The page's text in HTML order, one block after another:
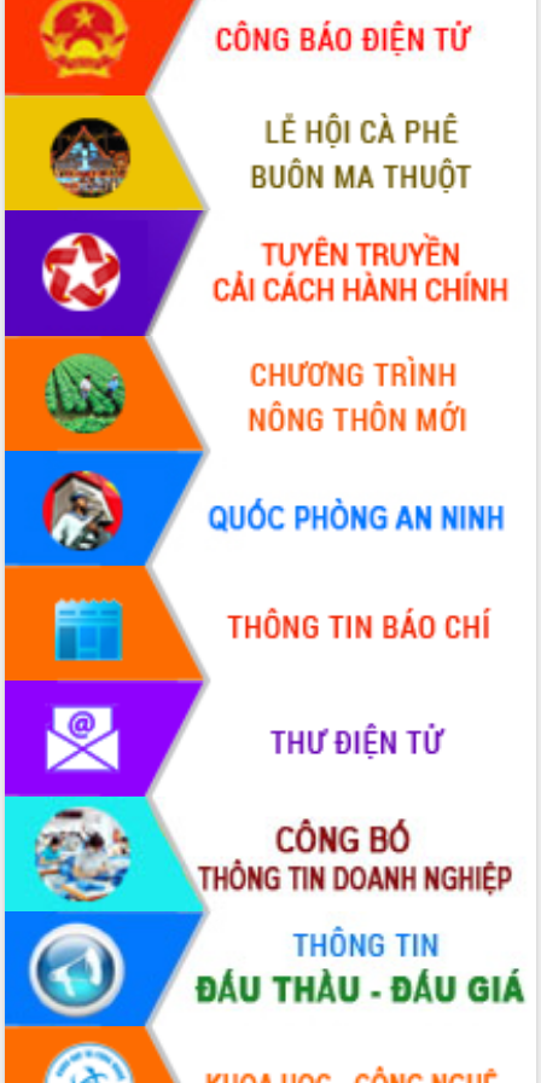
món ăn từ sầu riêng
Đắk Lắk công bố Quy hoạch và xúc
tiến đầu tư tỉnh
Ngành cá ngừ Đắk Lắk chủ động thích
ứng để giữ vững thị trường xuất khẩu
Diễn đàn Kinh tế tư nhân Việt Nam đột
phá cơ chế - Hợp tác công tư
Đề án 06 tạo bước ngoặt đột phá trong
cải cách hành chính tỉnh Đắk Lắk
Kết nối tour, đẩy mạnh chuyển đổi số
để phát triển du lịch Đắk Lắk
Khởi động Dự án Đầu tư xây dựng hạ
tầng kỹ thuật Cụm công nghiệp Tân
Gặp mặt các cơ quan báo chí nhân Kỷ
niệm 101 năm Ngày Báo chí Cách
mạng Việt Nam
Đắk Lắk sơ kết 4 năm triển khai thực
hiện Đề án 06 của Chính phủ
Họp báo thông tin về Hội nghị Công bố
Quy hoạch và Xúc tiến đầu tư tỉnh Đắk
Lắk
Khơi thông điểm nghẽn, đẩy nhanh
giải ngân vốn khắc phục thiên tai
HĐND tỉnh thông qua điều chỉnh Quy
hoạch tỉnh thời kỳ 2021-2030
Hội thảo góp ý hồ sơ điều chỉnh quy
hoạch tỉnh Đắk Lắk thời kỳ 2021-2030,
tầm nhìn đến năm 2050
Nâng cao hiệu quả hoạt động của các
doanh nghiệp nhà nước
Hội nghị triển khai kết nối mạng
truyền số liệu chuyên dùng phục vụ cơ
quan Đảng, Nhà nước
Lễ phát động chuỗi hoạt động chung
tay làm sạch môi trường
Xã Ea Kar bước chuyển mình trong
công tác cải cách hành chính mô hình
mới
UBND tỉnh họp báo định kỳ tháng 4
năm 2026